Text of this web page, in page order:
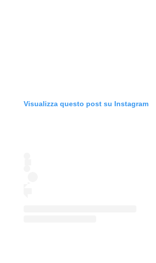
Visualizza questo post su Instagram